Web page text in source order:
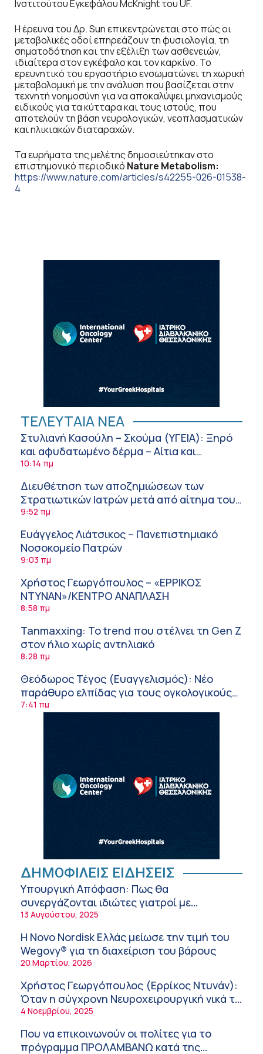
Ινστιτούτου Εγκεφάλου McKnight του UF.
Η έρευνα του Δρ. Sun επικεντρώνεται στο πώς οι
μεταβολικές οδοί επηρεάζουν τη φυσιολογία, τη
σηματοδότηση και την εξέλιξη των ασθενειών,
ιδιαίτερα στον εγκέφαλο και τον καρκίνο. Το
ερευνητικό του εργαστήριο ενσωματώνει τη χωρική
μεταβολομική με την ανάλυση που βασίζεται στην
τεχνητή νοημοσύνη για να αποκαλύψει μηχανισμούς
ειδικούς για τα κύτταρα και τους ιστούς, που
αποτελούν τη βάση νευρολογικών, νεοπλασματικών
και ηλικιακών διαταραχών.
Τα ευρήματα της μελέτης δημοσιεύτηκαν στο
επιστημονικό περιοδικό Nature Metabolism:
https://www.nature.com/articles/s42255-026-01538-
4
ΤΕΛΕΥΤΑΙΑ ΝΕΑ
Στυλιανή Κασούλη – Σκούμα (ΥΓΕΙΑ): Ξηρό
και αφυδατωμένο δέρμα – Αίτια και
αντιμετώπιση
10:14 πμ
Διευθέτηση των αποζημιώσεων των
Στρατιωτικών Ιατρών μετά από αίτημα του
ΙΣΑ
9:52 πμ
Ευάγγελος Λιάτσικος – Πανεπιστημιακό
Νοσοκομείο Πατρών
9:03 πμ
Χρήστος Γεωργόπουλος – «ΕΡΡΙΚΟΣ
ΝΤΥΝΑΝ»/ΚΕΝΤΡΟ ΑΝΑΠΛΑΣΗ
8:58 πμ
Tanmaxxing: To trend που στέλνει τη Gen Z
στον ήλιο χωρίς αντηλιακό
8:28 πμ
Θεόδωρος Τέγος (Ευαγγελισμός): Νέο
παράθυρο ελπίδας για τους ογκολογικούς
ασθενείς μέσω κλινικών δοκιμών
7:41 πμ
Μαρίνα Ραυτοπούλου (ΙΑΤΡΙΚΟ ΚΕΝΤΡΟ):
Εκπαίδευση στον διαβήτη – Ένας πυλώνας
της σύγχρονης φροντίδας
Hospital): Καρδιοπαθείς και καλοκαίρι –
Διακοπές με ασφάλεια
Ειρήνη Ζίγκιρη (Ερρίκος Ντυνάν): H θερμική
καταπόνηση στους ηλικιωμένους
εργαζόμενους
6:11 πμ
Σύσκεψη στον ΕΟΦ για την ομαλή
λειτουργία της εφοδιαστικής αλυσίδας των
φαρμάκων στη διάρκεια του καλοκαιριού
12:08 μμ
Μιχάλης Τάτσης, Insurance & Healthcare
Analyst, διευθυντής Επιχειρηματικής
Ανάπτυξης Ομίλου HHG
11:54 πμ
Kavita Patel: Ένα στα πέντε καινοτόμα
φάρμακα φτάνει τελικά στην Ελλάδα
9:21 πμ
ΔΗΜΟΦΙΛΕΙΣ ΕΙΔΗΣΕΙΣ
Υπουργική Απόφαση: Πως θα
συνεργάζονται ιδιώτες γιατροί με
νοσοκομεία του δημοσίου συστήματος
13 Αυγούστου, 2025
Η Novo Nordisk Ελλάς μείωσε την τιμή του
Wegovy® για τη διαχείριση του βάρους
20 Μαρτίου, 2026
Χρήστος Γεωργόπουλος (Ερρίκος Ντυνάν):
Όταν η σύγχρονη Νευροχειρουργική νικά το
φόβο!
4 Νοεμβρίου, 2025
Που να επικοινωνούν οι πολίτες για το
πρόγραμμα ΠΡΟΛΑΜΒΑΝΩ κατά της